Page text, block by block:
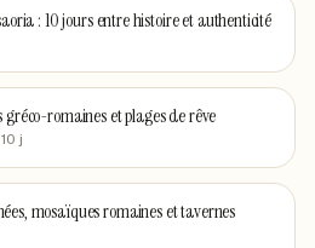
: 10 jours entre histoire et authenticité
gréco-romaines et plages de rêve
10 j
mosaïques romaines et tavernes